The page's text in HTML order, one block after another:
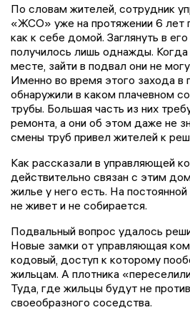
По словам жителей, сотрудник
«ЖСО» уже на протяжении 6 лет
как к себе домой. Заглянуть в
получилось лишь однажды.
месте, зайти в подвал они не
Именно во время этого захода
обнаружили в каком плачевном
трубы. Большая часть из них
ремонта, а они об этом даже не
смены труб привел жителей к
Как рассказали в управляющей
действительно связан с этим
жилье у него есть. На
не живет и не собирается.
Подвальный вопрос удалось
Новые замки от управляющая
кодовый, доступ к которому
жильцам. А плотника
Туда, где жильцы будут не
своеобразного соседства.